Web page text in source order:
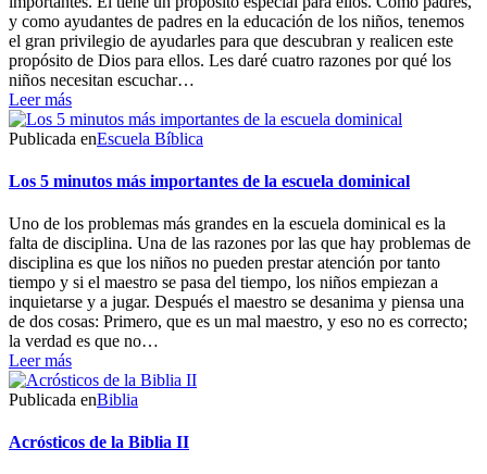
y como ayudantes de padres en la educación de los niños, tenemos
el gran privilegio de ayudarles para que descubran y realicen este
propósito de Dios para ellos. Les daré cuatro razones por qué los
niños necesitan escuchar…
Leer más
Publicada enEscuela Bíblica
Los 5 minutos más importantes de la escuela dominical
Uno de los problemas más grandes en la escuela dominical es la
falta de disciplina. Una de las razones por las que hay problemas de
disciplina es que los niños no pueden prestar atención por tanto
tiempo y si el maestro se pasa del tiempo, los niños empiezan a
inquietarse y a jugar. Después el maestro se desanima y piensa una
de dos cosas: Primero, que es un mal maestro, y eso no es correcto;
la verdad es que no…
Leer más
Publicada enBiblia
Acrósticos de la Biblia II